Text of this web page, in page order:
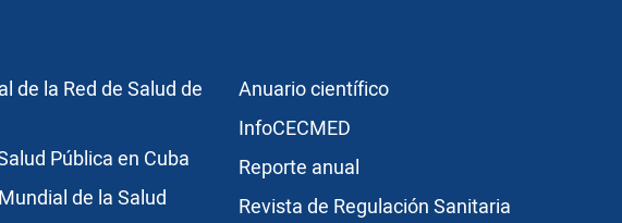
Footer3
de la Red de Salud de
Pública en Cuba
de la Salud
Publicaciones
Anuario científico
InfoCECMED
Reporte anual
Revista de Regulación Sanitaria